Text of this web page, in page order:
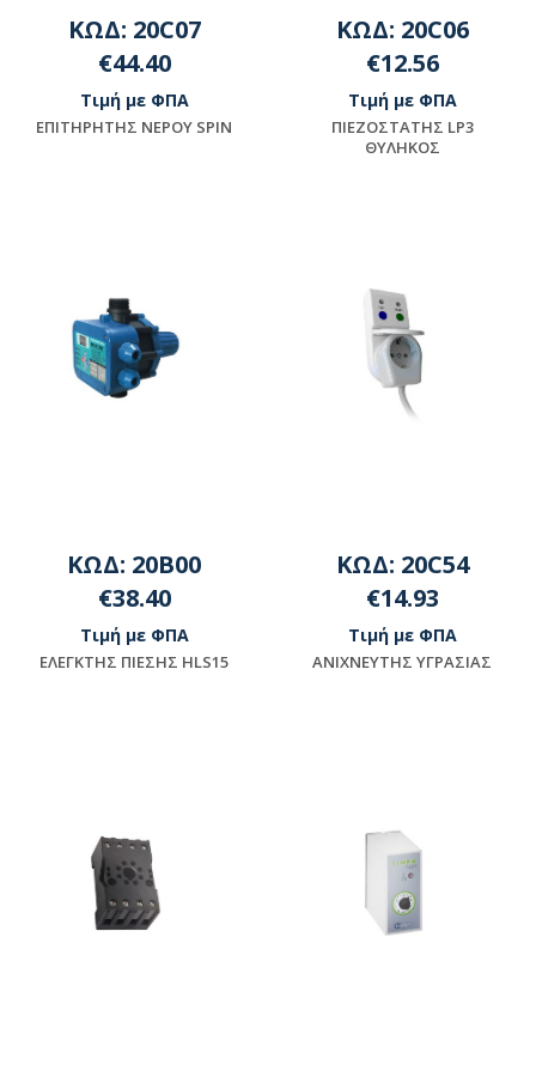
ΚΩΔ: 20C07
€44.40
Τιμή με ΦΠΑ
EΠITHPHTHΣ NEPOY SPIN
ΚΩΔ: 20C06
€12.56
Τιμή με ΦΠΑ
ΠIEZOΣTATHΣ LP3
ΘYΛHKOΣ
ΚΩΔ: 20B00
€38.40
Τιμή με ΦΠΑ
ΕΛΕΓΚΤΗΣ ΠΙΕΣΗΣ HLS15
ΚΩΔ: 20C54
€14.93
Τιμή με ΦΠΑ
ANIXNEYTHΣ YΓPAΣIAΣ